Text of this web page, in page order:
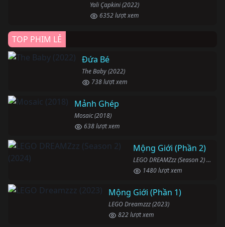
Yali Çapkini (2022)
6352 lượt xem
TOP PHIM LẺ
Đứa Bé
The Baby (2022)
738 lượt xem
Mảnh Ghép
Mosaic (2018)
638 lượt xem
Mộng Giới (Phần 2)
LEGO DREAMZzz (Season 2) (2024)
1480 lượt xem
Mộng Giới (Phần 1)
LEGO Dreamzzz (2023)
822 lượt xem